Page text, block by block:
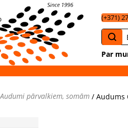
(+371)
Par
Audumi pārvalkiem, somām / Audums